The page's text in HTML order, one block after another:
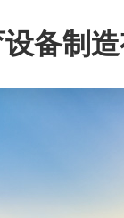
备制